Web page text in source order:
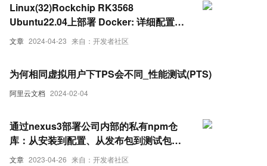
文章 2024-04-23 来自：开发者社区
Linux(32)Rockchip RK3568
Ubuntu22.04上部署 Docker: 详细配置与
功能测试（上）
阿里云文档 2024-02-04
为何相同虚拟用户下TPS会不同_性能测试(PTS)
文章 2023-04-26 来自：开发者社区
通过nexus3部署公司内部的私有npm仓
库：从安装到配置、从发布包到测试包的
一条龙服务